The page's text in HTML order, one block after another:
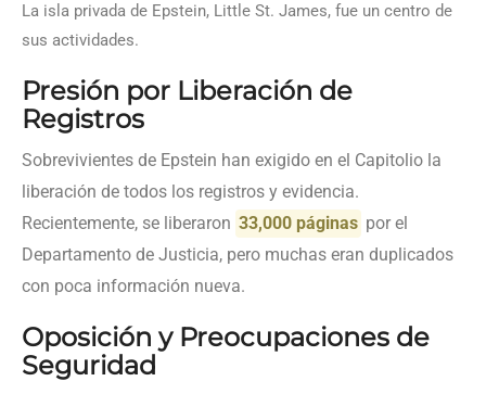
La isla privada de Epstein, Little St. James, fue un centro de
sus actividades.
Presión por Liberación de
Registros
Sobrevivientes de Epstein han exigido en el Capitolio la
liberación de todos los registros y evidencia.
Recientemente, se liberaron 33,000 páginas por el
Departamento de Justicia, pero muchas eran duplicados
con poca información nueva.
Oposición y Preocupaciones de
Seguridad